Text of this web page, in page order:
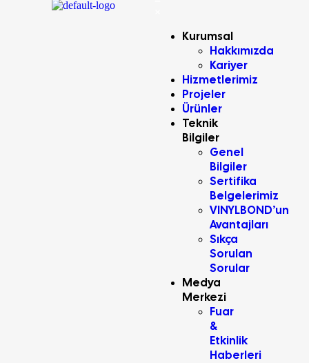
Kurumsal
Hakkımızda
Kariyer
Hizmetlerimiz
Projeler
Ürünler
Teknik
Bilgiler
Genel
Bilgiler
Sertifika
Belgelerimiz
VINYLBOND’un
Avantajları
Sıkça
Sorulan
Sorular
Medya
Merkezi
Fuar
&
Etkinlik
Haberleri